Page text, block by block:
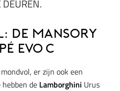
De Mansory
Evo C
er zijn ook een
de Lamborghini Urus